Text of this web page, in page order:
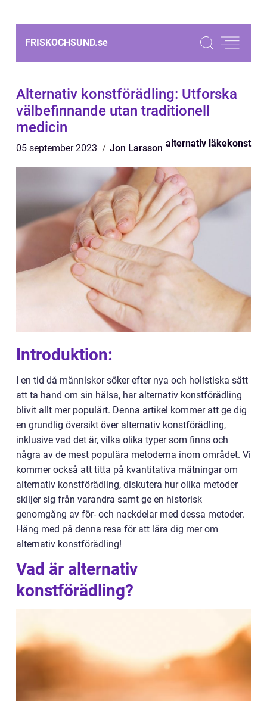
FRISKOCHSUND.se
Alternativ konstförädling: Utforska
välbefinnande utan traditionell
medicin
05 september 2023 Jon Larsson alternativ läkekonst
Introduktion:
I en tid då människor söker efter nya och holistiska sätt
att ta hand om sin hälsa, har alternativ konstförädling
blivit allt mer populärt. Denna artikel kommer att ge dig
en grundlig översikt över alternativ konstförädling,
inklusive vad det är, vilka olika typer som finns och
några av de mest populära metoderna inom området. Vi
kommer också att titta på kvantitativa mätningar om
alternativ konstförädling, diskutera hur olika metoder
skiljer sig från varandra samt ge en historisk
genomgång av för- och nackdelar med dessa metoder.
Häng med på denna resa för att lära dig mer om
alternativ konstförädling!
Vad är alternativ
konstförädling?